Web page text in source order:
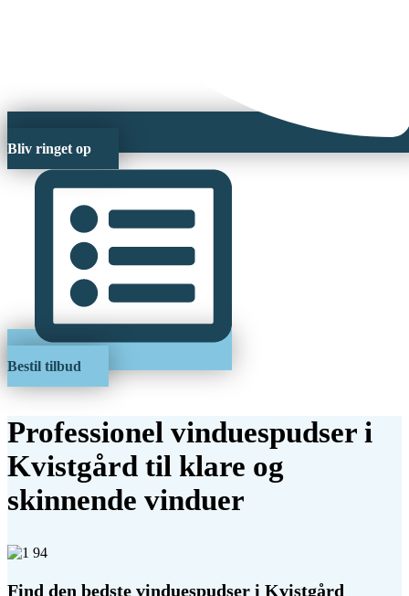
Bliv ringet op
Bestil tilbud
Professionel vinduespudser i
Kvistgård til klare og
skinnende vinduer
Find den bedste vinduespudser i Kvistgård